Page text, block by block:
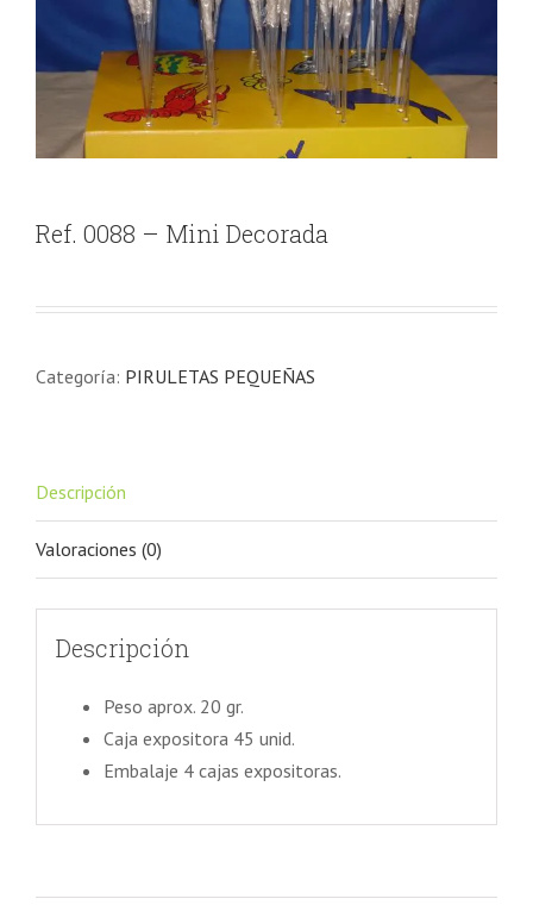
Ref. 0088 – Mini Decorada
Categoría: PIRULETAS PEQUEÑAS
Descripción
Valoraciones (0)
Descripción
Peso aprox. 20 gr.
Caja expositora 45 unid.
Embalaje 4 cajas expositoras.